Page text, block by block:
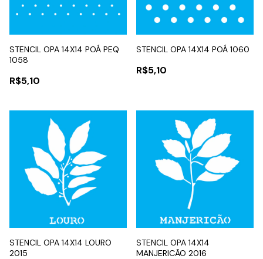
STENCIL OPA 14X14 POÁ PEQ
1058
R$5,10
STENCIL OPA 14X14 POÁ 1060
R$5,10
STENCIL OPA 14X14 LOURO
2015
STENCIL OPA 14X14
MANJERICÃO 2016